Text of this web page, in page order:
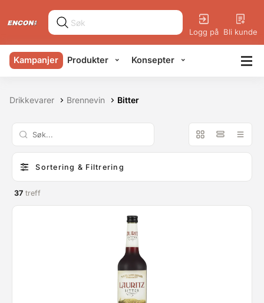
Logg på Bli kunde
Kampanjer Produkter Konsepter
Drikkevarer Brennevin Bitter
Sortering & Filtrering
37 treff